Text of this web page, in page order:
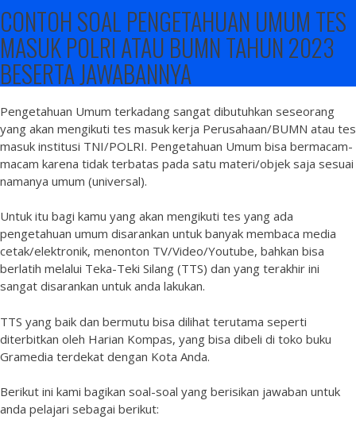
CONTOH SOAL PENGETAHUAN UMUM TES
MASUK POLRI ATAU BUMN TAHUN 2023
BESERTA JAWABANNYA
Pengetahuan Umum terkadang sangat dibutuhkan seseorang
yang akan mengikuti tes masuk kerja Perusahaan/BUMN atau tes
masuk institusi TNI/POLRI. Pengetahuan Umum bisa bermacam-
macam karena tidak terbatas pada satu materi/objek saja sesuai
namanya umum (universal).
Untuk itu bagi kamu yang akan mengikuti tes yang ada
pengetahuan umum disarankan untuk banyak membaca media
cetak/elektronik, menonton TV/Video/Youtube, bahkan bisa
berlatih melalui Teka-Teki Silang (TTS) dan yang terakhir ini
sangat disarankan untuk anda lakukan.
TTS yang baik dan bermutu bisa dilihat terutama seperti
diterbitkan oleh Harian Kompas, yang bisa dibeli di toko buku
Gramedia terdekat dengan Kota Anda.
Berikut ini kami bagikan soal-soal yang berisikan jawaban untuk
anda pelajari sebagai berikut: